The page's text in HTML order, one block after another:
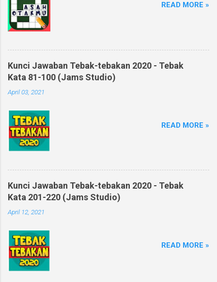
READ MORE »
Kunci Jawaban Tebak-tebakan 2020 - Tebak
Kata 81-100 (Jams Studio)
April 03, 2021
READ MORE »
Kunci Jawaban Tebak-tebakan 2020 - Tebak
Kata 201-220 (Jams Studio)
April 12, 2021
READ MORE »